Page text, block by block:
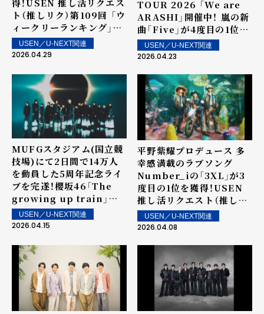
得！USEN 推し活リクエス
ト（推しリク）第109回 「ウ
ィークリーランキング」を
発表！～ 上位ランクイン楽
曲は5月2日（土）より街中・
USEN／U-NEXT関連
2026.04.29
TOUR 2026 「We are
ARASHI」開催中！ 嵐の新
曲「Five」が4度目の1位を
獲得！USEN 推し活リクエ
スト（推しリク）第108回
グ」を発表！～ 上位ランク
イン楽曲は4月25日（土）よ
り街中・店内で配信
USEN／U-NEXT関連
2026.04.23
MUFGスタジアム(国立競
技場)にて2日間で14万人
を動員した5周年記念ライ
ブを完遂！櫻坂46「The
growing up train」が2
度目の1位を獲得！USEN
推し活リクエスト（推しリ
ーランキング」を発表！～
上位ランクイン楽曲は4月
18日（土）より街中・店内で
配信
USEN／U-NEXT関連
2026.04.15
平野紫耀プロデュース 多
幸感満載のラブソング
Number_iの「3XL」が3
度目の1位を獲得！USEN
推し活リクエスト（推しリ
ク）第106回 「ウィークリ
ーランキング」を発表！～
11日（土）より街中・店内で
配信
USEN／U-NEXT関連
2026.04.08